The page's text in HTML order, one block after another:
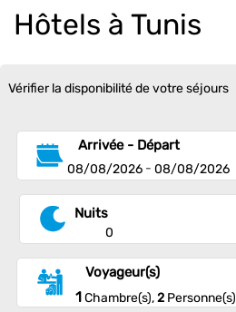
Hôtels à Tunis
Vérifier la disponibilité de votre séjours
Arrivée - Départ
08/08/2026 - 08/08/2026
Nuits
0
Voyageur(s)
1Chambre(s),2 Personne(s)